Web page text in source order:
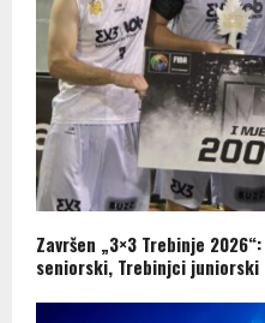
Završen „3×3 Trebinje
seniorski, Trebinjci